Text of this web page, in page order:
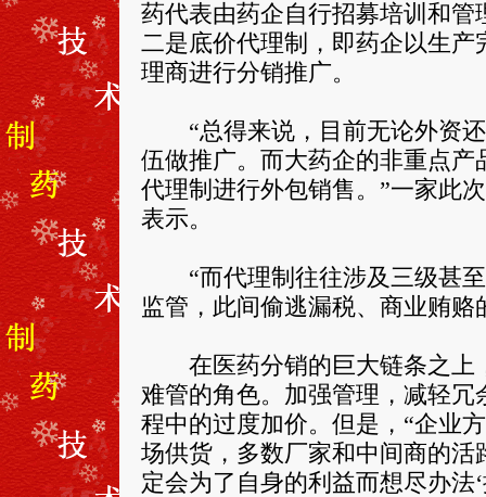
药代表由药企自行招募培训和
二是底价代理制，即药企以生
理商进行分销推广。
“总得来说，目前无论外资还
伍做推广。而大药企的非重点
代理制进行外包销售。”一家此
表示。
“而代理制往往涉及三级甚至
监管，此间偷逃漏税、商业贿赂
在医药分销的巨大链条之上
难管的角色。加强管理，减轻
程中的过度加价。但是，“企业
场供货，多数厂家和中间商的
定会为了自身的利益而想尽办法